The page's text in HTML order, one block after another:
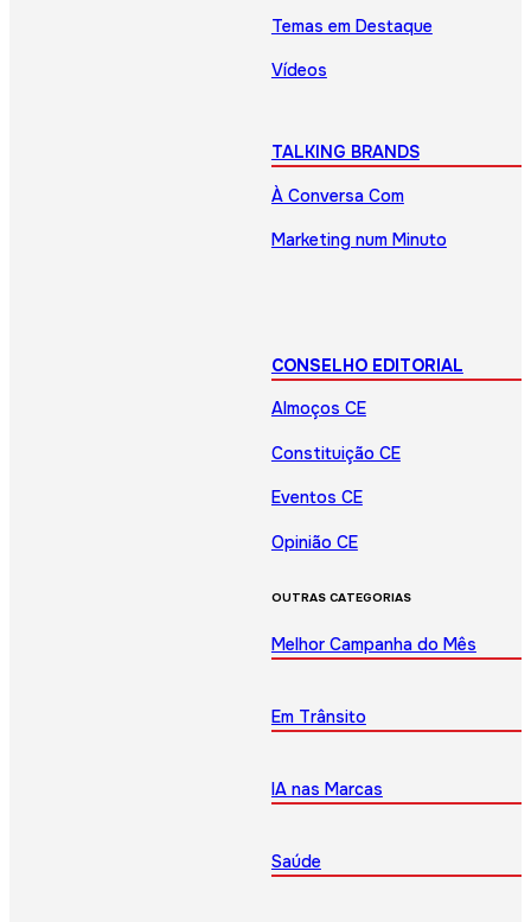
Temas em Destaque
Vídeos
TALKING BRANDS
À Conversa Com
Marketing num Minuto
CONSELHO EDITORIAL
Almoços CE
Constituição CE
Eventos CE
Opinião CE
OUTRAS CATEGORIAS
Melhor Campanha do Mês
Em Trânsito
IA nas Marcas
Saúde